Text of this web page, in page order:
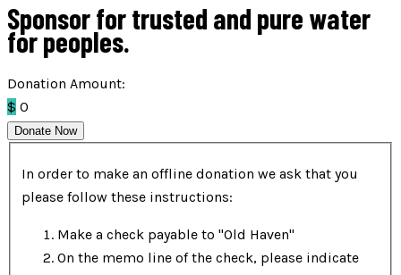
Sponsor for trusted and pure water
for peoples.
Donation Amount:
$ 0
Donate Now
In order to make an offline donation we ask that you
please follow these instructions:
Make a check payable to "Old Haven"
On the memo line of the check, please indicate